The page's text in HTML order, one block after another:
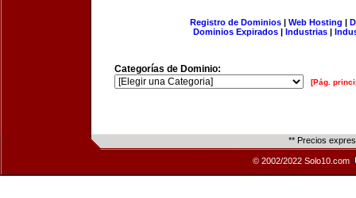
Registro de Dominios| Web Hosting |
Dominios Expirados | Industrias |
Categorías de Dominio:
[Pág.
** Precios
© 2002/2022 Solo10.com